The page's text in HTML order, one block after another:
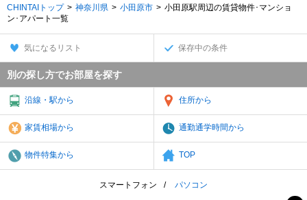
CHINTAIトップ 神奈川県 小田原市
小田原駅周辺の賃貸物件･マンショ
ン･アパート一覧
気になるリスト 保存中の条件
別の探し方でお部屋を探す
沿線・駅から 住所から
家賃相場から 通勤通学時間から
物件特集から TOP
スマートフォン パソコン